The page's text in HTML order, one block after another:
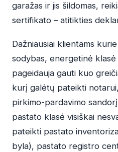
garažas ir jis šildomas,
sertifikato – atitikties
Dažniausiai klientams
sodybas, energetinė
pageidauja gauti kuo
kurį galėtų pateikti
pirkimo-pardavimo
pastato klasė visiškai
pateikti pastato
byla), pastato registro